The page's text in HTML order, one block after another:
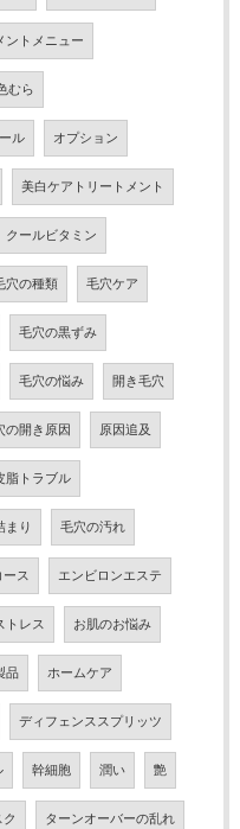
ントメニュー
むら
ル オプション
美白ケアトリートメント
クールビタミン
穴の種類 毛穴ケア
毛穴の黒ずみ
毛穴の悩み 開き毛穴
の開き原因 原因追及
脂トラブル
まり 毛穴の汚れ
ス エンビロンエステ
トレス お肌のお悩み
品 ホームケア
ディフェンススプリッツ
幹細胞 潤い 艶
ク ターンオーバーの乱れ